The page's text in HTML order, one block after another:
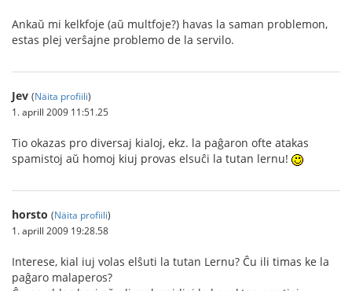
Ankaŭ mi kelkfoje (aŭ multfoje?) havas la saman problemon,
estas plej verŝajne problemo de la servilo.
Jev (Näita profiili)
1. aprill 2009 11:51.25
Tio okazas pro diversaj kialoj, ekz. la paĝaron ofte atakas
spamistoj aŭ homoj kiuj provas elsuĉi la tutan lernu!
horsto (Näita profiili)
1. aprill 2009 19:28.58
Interese, kial iuj volas elŝuti la tutan Lernu? Ĉu ili timas ke la
paĝaro malaperos?